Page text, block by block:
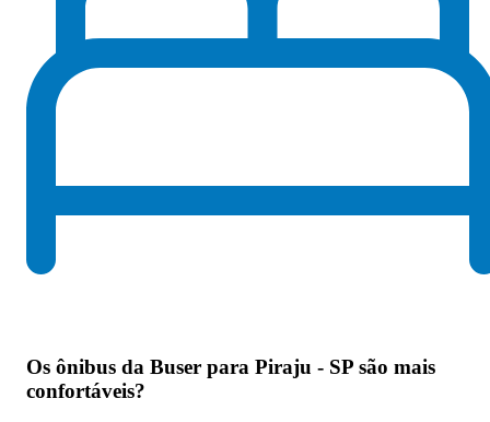
Os ônibus da Buser para Piraju - SP são mais
confortáveis?